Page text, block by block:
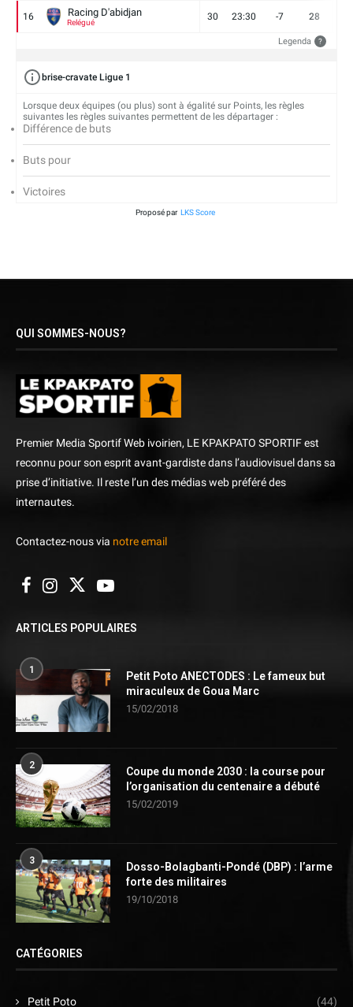
16 Racing D'abidjan
Relégué
30 23:30 -7 28
Legenda ?
brise-cravate Ligue 1
Lorsque deux équipes (ou plus) sont à égalité sur Points, les règles
suivantes les règles suivantes permettent de les départager :
Différence de buts
Buts pour
Victoires
Proposé par LKS Score
QUI SOMMES-NOUS?
Premier Media Sportif Web ivoirien, LE KPAKPATO SPORTIF est
reconnu pour son esprit avant-gardiste dans l’audiovisuel dans sa
prise d’initiative. Il reste l’un des médias web préféré des
internautes.
Contactez-nous via notre email
ARTICLES POPULAIRES
1
Petit Poto ANECTODES : Le fameux but
miraculeux de Goua Marc
15/02/2018
2
Coupe du monde 2030 : la course pour
l’organisation du centenaire a débuté
15/02/2019
3
Dosso-Bolagbanti-Pondé (DBP) : l’arme
forte des militaires
19/10/2018
CATÉGORIES
Petit Poto (44)